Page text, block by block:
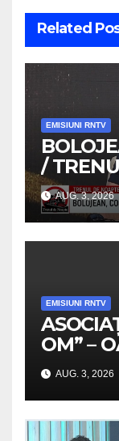
Related
EMISIUNI RNTV
/
/VIDEO
AUG. 3, 2026
EMISIUNI RNTV
OM” –
/VIDEO
AUG. 3, 2026